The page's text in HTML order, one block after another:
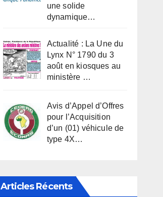
une solide
dynamique…
Actualité : La Une du
Lynx N° 1790 du 3
août en kiosques au
ministère …
Avis d’Appel d’Offres
pour l’Acquisition
d’un (01) véhicule de
type 4X…
Articles Récents